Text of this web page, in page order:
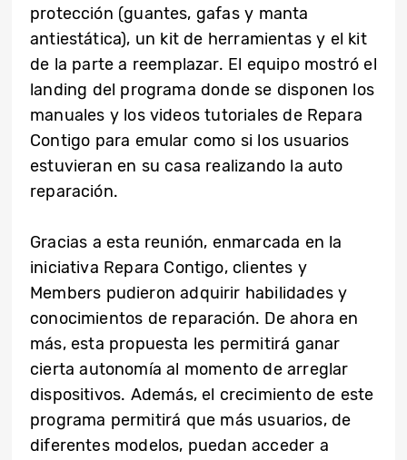
protección (guantes, gafas y manta
antiestática), un kit de herramientas y el kit
de la parte a reemplazar. El equipo mostró el
landing del programa donde se disponen los
manuales y los videos tutoriales de Repara
Contigo para emular como si los usuarios
estuvieran en su casa realizando la auto
reparación.
Gracias a esta reunión, enmarcada en la
iniciativa Repara Contigo, clientes y
Members pudieron adquirir habilidades y
conocimientos de reparación. De ahora en
más, esta propuesta les permitirá ganar
cierta autonomía al momento de arreglar
dispositivos. Además, el crecimiento de este
programa permitirá que más usuarios, de
diferentes modelos, puedan acceder a